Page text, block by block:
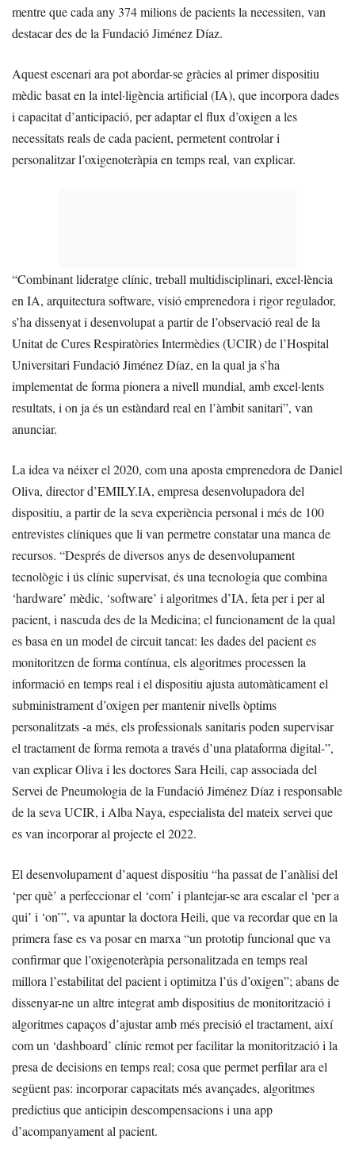
mentre que cada any 374 milions de pacients la necessiten, van
destacar des de la Fundació Jiménez Díaz.
Aquest escenari ara pot abordar-se gràcies al primer dispositiu
mèdic basat en la intel·ligència artificial (IA), que incorpora dades
i capacitat d’anticipació, per adaptar el flux d’oxigen a les
necessitats reals de cada pacient, permetent controlar i
personalitzar l’oxigenoteràpia en temps real, van explicar.
“Combinant lideratge clínic, treball multidisciplinari, excel·lència
en IA, arquitectura software, visió emprenedora i rigor regulador,
s’ha dissenyat i desenvolupat a partir de l’observació real de la
Unitat de Cures Respiratòries Intermèdies (UCIR) de l’Hospital
Universitari Fundació Jiménez Díaz, en la qual ja s’ha
implementat de forma pionera a nivell mundial, amb excel·lents
resultats, i on ja és un estàndard real en l’àmbit sanitari”, van
anunciar.
La idea va néixer el 2020, com una aposta emprenedora de Daniel
Oliva, director d’EMILY.IA, empresa desenvolupadora del
dispositiu, a partir de la seva experiència personal i més de 100
entrevistes clíniques que li van permetre constatar una manca de
recursos. “Després de diversos anys de desenvolupament
tecnològic i ús clínic supervisat, és una tecnologia que combina
‘hardware’ mèdic, ‘software’ i algoritmes d’IA, feta per i per al
pacient, i nascuda des de la Medicina; el funcionament de la qual
es basa en un model de circuit tancat: les dades del pacient es
monitoritzen de forma contínua, els algoritmes processen la
informació en temps real i el dispositiu ajusta automàticament el
subministrament d’oxigen per mantenir nivells òptims
personalitzats -a més, els professionals sanitaris poden supervisar
el tractament de forma remota a través d’una plataforma digital-”,
van explicar Oliva i les doctores Sara Heili, cap associada del
Servei de Pneumologia de la Fundació Jiménez Díaz i responsable
de la seva UCIR, i Alba Naya, especialista del mateix servei que
es van incorporar al projecte el 2022.
El desenvolupament d’aquest dispositiu “ha passat de l’anàlisi del
‘per què’ a perfeccionar el ‘com’ i plantejar-se ara escalar el ‘per a
qui’ i ‘on’”, va apuntar la doctora Heili, que va recordar que en la
primera fase es va posar en marxa “un prototip funcional que va
confirmar que l’oxigenoteràpia personalitzada en temps real
millora l’estabilitat del pacient i optimitza l’ús d’oxigen”; abans de
dissenyar-ne un altre integrat amb dispositius de monitorització i
algoritmes capaços d’ajustar amb més precisió el tractament, així
com un ‘dashboard’ clínic remot per facilitar la monitorització i la
presa de decisions en temps real; cosa que permet perfilar ara el
següent pas: incorporar capacitats més avançades, algoritmes
predictius que anticipin descompensacions i una app
d’acompanyament al pacient.